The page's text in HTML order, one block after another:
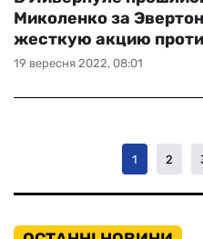
19 вересня 2022, 08:01
Миколенко за
жесткую акцию
1 2